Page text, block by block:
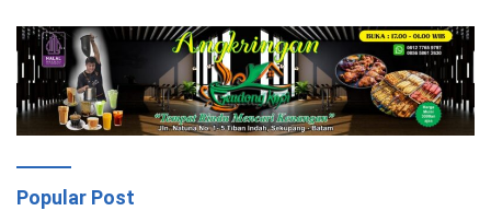
Popular Post